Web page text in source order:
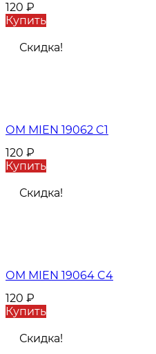
120 ₽
Купить
Скидка!
ОМ MIEN 19062 C1
120 ₽
Купить
Скидка!
ОМ MIEN 19064 C4
120 ₽
Купить
Скидка!